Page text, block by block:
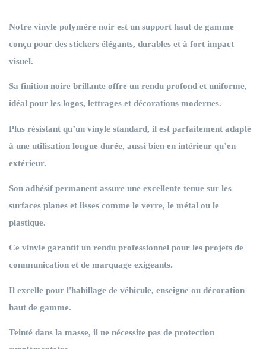
Notre vinyle polymère noir est un support haut de gamme
conçu pour des stickers élégants, durables et à fort impact
visuel.
Sa finition noire brillante offre un rendu profond et uniforme,
idéal pour les logos, lettrages et décorations modernes.
Plus résistant qu’un vinyle standard, il est parfaitement adapté
à une utilisation longue durée, aussi bien en intérieur qu’en
extérieur.
Son adhésif permanent assure une excellente tenue sur les
surfaces planes et lisses comme le verre, le métal ou le
plastique.
Ce vinyle garantit un rendu professionnel pour les projets de
communication et de marquage exigeants.
Il excelle pour l'habillage de véhicule, enseigne ou décoration
haut de gamme.
Teinté dans la masse, il ne nécessite pas de protection